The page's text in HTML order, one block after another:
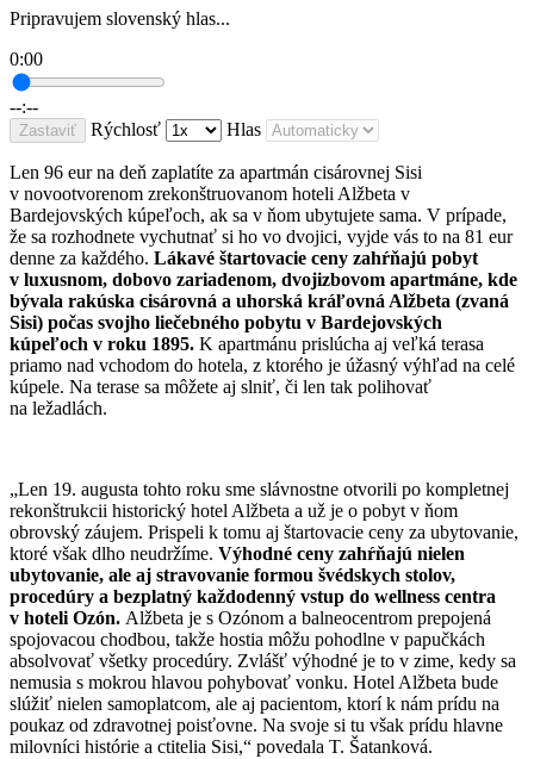
Pripravujem slovenský hlas...
0:00
--:--
Zastaviť Rýchlosť Hlas
Len 96 eur na deň zaplatíte za apartmán cisárovnej Sisi
v novootvorenom zrekonštruovanom hoteli Alžbeta v
Bardejovských kúpeľoch, ak sa v ňom ubytujete sama. V prípade,
že sa rozhodnete vychutnať si ho vo dvojici, vyjde vás to na 81 eur
denne za každého. Lákavé štartovacie ceny zahŕňajú pobyt
v luxusnom, dobovo zariadenom, dvojizbovom apartmáne, kde
bývala rakúska cisárovná a uhorská kráľovná Alžbeta (zvaná
Sisi) počas svojho liečebného pobytu v Bardejovských
kúpeľoch v roku 1895. K apartmánu prislúcha aj veľká terasa
priamo nad vchodom do hotela, z ktorého je úžasný výhľad na celé
kúpele. Na terase sa môžete aj slniť, či len tak polihovať
na ležadlách.
„Len 19. augusta tohto roku sme slávnostne otvorili po kompletnej
rekonštrukcii historický hotel Alžbeta a už je o pobyt v ňom
obrovský záujem. Prispeli k tomu aj štartovacie ceny za ubytovanie,
ktoré však dlho neudržíme. Výhodné ceny zahŕňajú nielen
ubytovanie, ale aj stravovanie formou švédskych stolov,
procedúry a bezplatný každodenný vstup do wellness centra
v hoteli Ozón. Alžbeta je s Ozónom a balneocentrom prepojená
spojovacou chodbou, takže hostia môžu pohodlne v papučkách
absolvovať všetky procedúry. Zvlášť výhodné je to v zime, kedy sa
nemusia s mokrou hlavou pohybovať vonku. Hotel Alžbeta bude
slúžiť nielen samoplatcom, ale aj pacientom, ktorí k nám prídu na
poukaz od zdravotnej poisťovne. Na svoje si tu však prídu hlavne
milovníci histórie a ctitelia Sisi,“ povedala T. Šatanková.